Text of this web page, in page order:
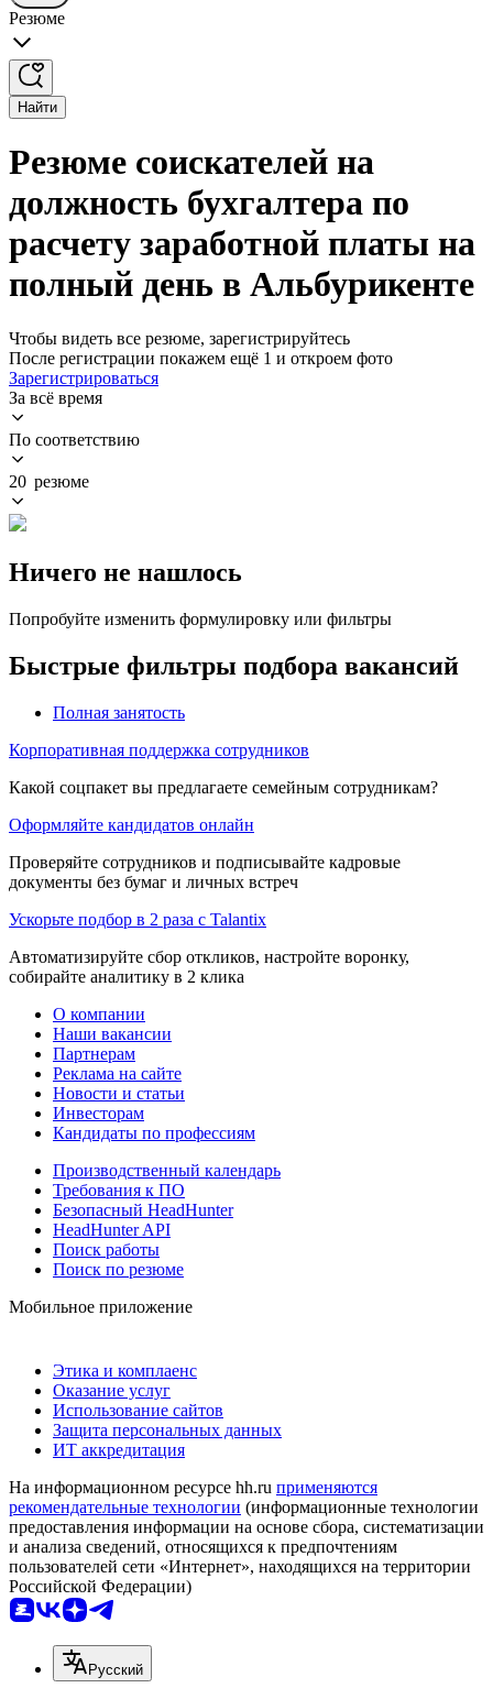
Резюме
Найти
Резюме соискателей на
должность бухгалтера по
расчету заработной платы на
полный день в Альбурикенте
Чтобы видеть все резюме, зарегистрируйтесь
После регистрации покажем ещё 1 и откроем фото
Зарегистрироваться
За всё время
По соответствию
20 резюме
Ничего не нашлось
Попробуйте изменить формулировку или фильтры
Быстрые фильтры подбора вакансий
Полная занятость
Корпоративная поддержка сотрудников
Какой соцпакет вы предлагаете семейным сотрудникам?
Оформляйте кандидатов онлайн
Проверяйте сотрудников и подписывайте кадровые
документы без бумаг и личных встреч
Ускорьте подбор в 2 раза с Talantix
Автоматизируйте сбор откликов, настройте воронку,
собирайте аналитику в 2 клика
О компании
Наши вакансии
Партнерам
Реклама на сайте
Новости и статьи
Инвесторам
Кандидаты по профессиям
Производственный календарь
Требования к ПО
Безопасный HeadHunter
HeadHunter API
Поиск работы
Поиск по резюме
Мобильное приложение
Этика и комплаенс
Оказание услуг
Использование сайтов
Защита персональных данных
ИТ аккредитация
На информационном ресурсе hh.ru применяются
рекомендательные технологии (информационные технологии
предоставления информации на основе сбора, систематизации
и анализа сведений, относящихся к предпочтениям
пользователей сети «Интернет», находящихся на территории
Российской Федерации)
Русский